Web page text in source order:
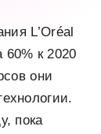
L’Oréal
60% к 2020
они
пока